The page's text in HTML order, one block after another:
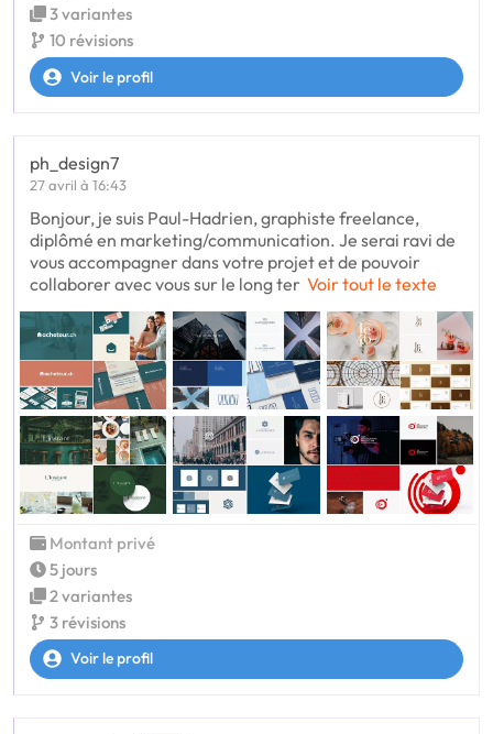
3 variantes
10 révisions
Voir le profil
ph_design7
27 avril à 16:43
Bonjour, je suis Paul-Hadrien, graphiste freelance,
diplômé en marketing/communication. Je serai ravi de
vous accompagner dans votre projet et de pouvoir
collaborer avec vous sur le long ter Voir tout le texte
Montant privé
5 jours
2 variantes
3 révisions
Voir le profil